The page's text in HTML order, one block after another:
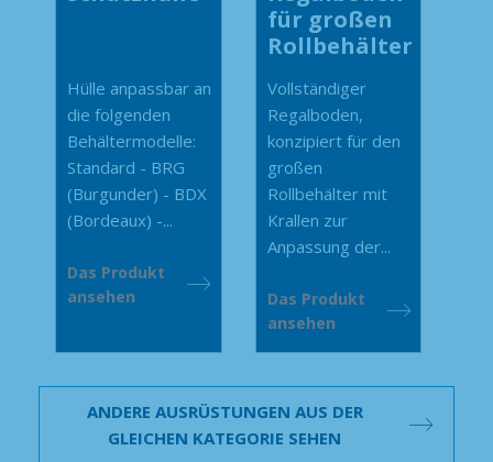
Hülle anpassbar an
die folgenden
Behältermodelle:
Standard - BRG
(Burgunder) - BDX
(Bordeaux) -...
Das Produkt
ansehen
für großen
Rollbehälter
Vollständiger
Regalboden,
konzipiert für den
großen
Rollbehälter mit
Krallen zur
Anpassung der...
Das Produkt
ansehen
ANDERE AUSRÜSTUNGEN AUS DER
GLEICHEN KATEGORIE SEHEN